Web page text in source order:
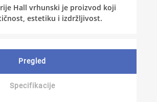
Hall vrhunski je proizvod koji
estetiku i izdržljivost.
Pregled
Specifikacije